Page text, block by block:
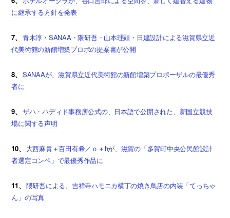
に継承する方針を発表
7、 青木淳・SANAA・隈研吾・山本理顕・日建設計による滋賀県立近
代美術館の新館増築プロポの提案書が公開
8、 SANAAが、滋賀県立近代美術館の新館増築プロポーザルの最優秀
者に
9、 ザハ・ハディド事務所公式の、日本語で公開された、新国立競技
場に関する声明
10、
大西麻貴＋百田有希／ｏ＋hが、滋賀の「多賀町中央公民館設計
者選定コンペ」で最優秀作品に
11、 隈研吾による、吉祥寺ハモニカ横丁の焼き鳥店の内装「てっちゃ
ん」の写真